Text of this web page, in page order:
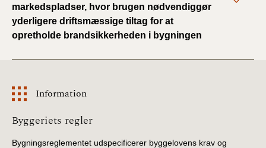
markedspladser, hvor brugen nødvendiggør
yderligere driftsmæssige tiltag for at
opretholde brandsikkerheden i bygningen
Information
Information
Byggeriets regler
Bygningsreglementet udspecificerer byggelovens krav og